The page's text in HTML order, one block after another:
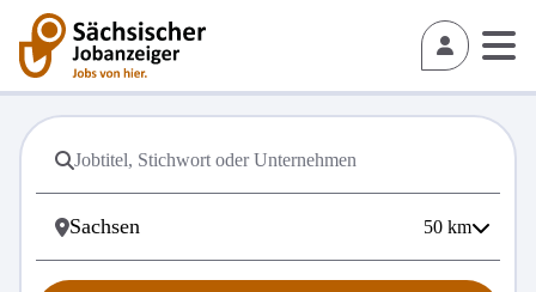
50 km